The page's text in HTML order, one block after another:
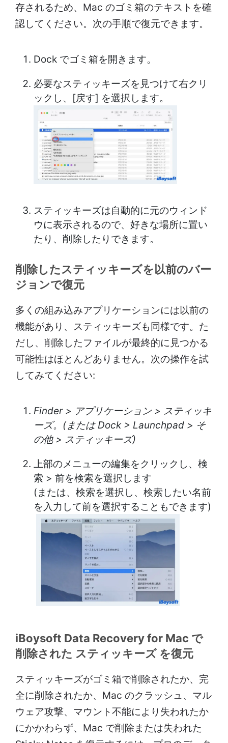
存されるため、Mac のゴミ箱のテキストを確
認してください。次の手順で復元できます。
Dock でゴミ箱を開きます。
必要なスティッキーズを見つけて右クリ
ックし、[戻す] を選択します。
スティッキーズは自動的に元のウィンド
ウに表示されるので、好きな場所に置い
たり、削除したりできます。
削除したスティッキーズを以前のバー
ジョンで復元
多くの組み込みアプリケーションには以前の
機能があり、スティッキーズも同様です。た
だし、削除したファイルが最終的に見つかる
可能性はほとんどありません。次の操作を試
してみてください:
Finder > アプリケーション > スティッキ
ーズ。(または Dock > Launchpad > そ
の他 > スティッキーズ)
上部のメニューの編集をクリックし、検
索 > 前を検索を選択します
(または、検索を選択し、検索したい名前
を入力して前を選択することもできます)
iBoysoft Data Recovery for Mac で
削除された スティッキーズ を復元
スティッキーズがゴミ箱で削除されたか、完
全に削除されたか、Mac のクラッシュ、マル
ウェア攻撃、マウント不能により失われたか
にかかわらず、Mac で削除または失われた